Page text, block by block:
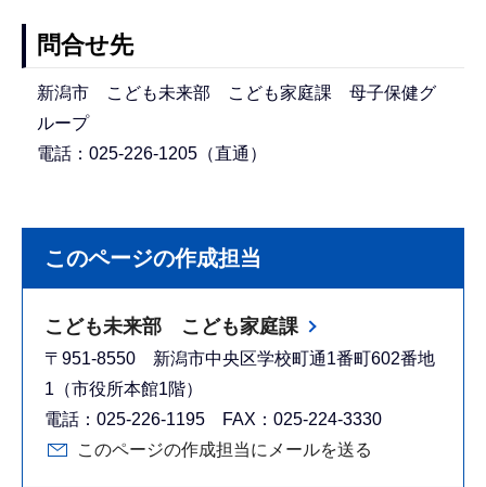
問合せ先
新潟市 こども未来部 こども家庭課 母子保健グ
ループ
電話：025-226-1205（直通）
このページの作成担当
こども未来部 こども家庭課
〒951-8550 新潟市中央区学校町通1番町602番地
1（市役所本館1階）
電話：025-226-1195 FAX：025-224-3330
このページの作成担当にメールを送る